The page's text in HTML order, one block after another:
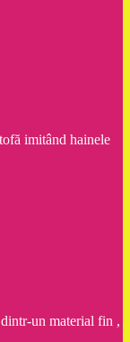
imitând hainele
un material fin ,